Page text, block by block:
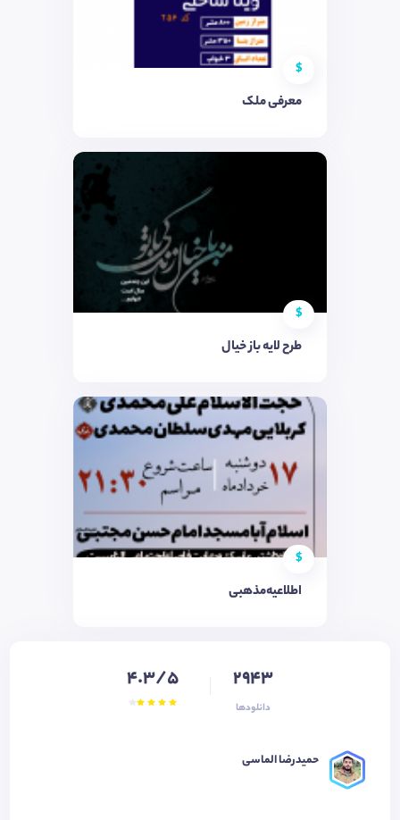
$
معرفی ملک
$
طرح لایه باز خیال
$
اطلاعیه‌مذهبی
2943
دانلودها
4.3/5
حمیدرضا الماسی